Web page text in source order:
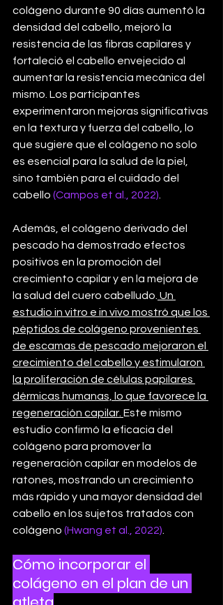
colágeno durante 90 días aumentó la
densidad del cabello, mejoró la
resistencia de las fibras capilares y
fortaleció el cabello envejecido al
aumentar la resistencia mecánica del
mismo. Los participantes
experimentaron mejoras significativas
en la textura y fuerza del cabello, lo
que sugiere que el colágeno no solo
es esencial para la salud de la piel,
sino también para el cuidado del
cabello (Campos et al., 2022)
Además, el colágeno derivado del
pescado ha demostrado efectos
positivos en la promoción del
crecimiento capilar y en la mejora de
la salud del cuero cabelludo. Un
estudio in vitro e in vivo mostró que los
péptidos de colágeno provenientes
de escamas de pescado mejoraron el
crecimiento del cabello y estimularon
la proliferación de células papilares
dérmicas humanas, lo que favorece la
regeneración capilar. Este mismo
estudio confirmó la eficacia del
colágeno para promover la
regeneración capilar en modelos de
ratones, mostrando un crecimiento
más rápido y una mayor densidad del
cabello en los sujetos tratados con
colágeno (Hwang et al., 2022)
Cómo incorporar el
colágeno en el plan de un